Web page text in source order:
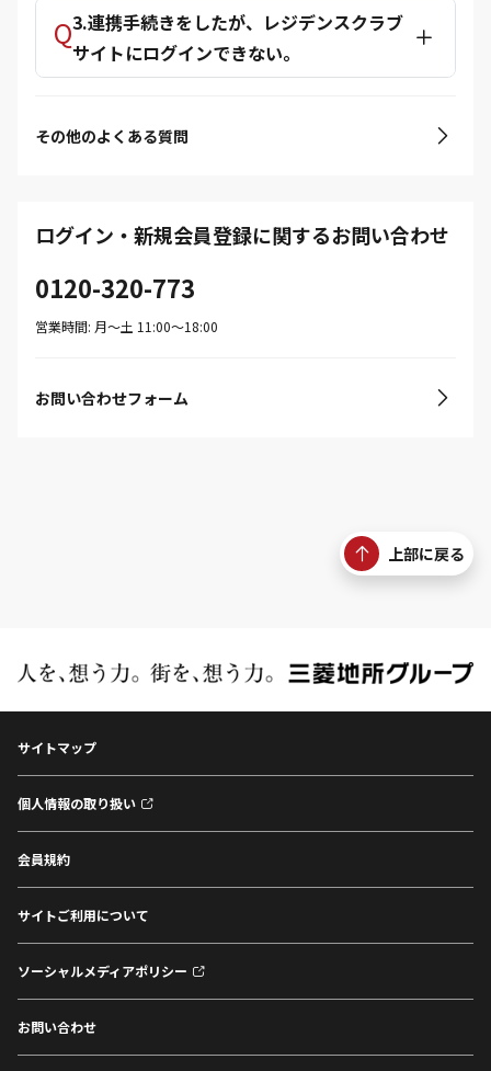
3.連携手続きをしたが、レジデンスクラブ
サイトにログインできない。
その他のよくある質問
ログイン・新規会員登録に関するお問い合わせ
0120-320-773
営業時間: 月〜土 11:00〜18:00
お問い合わせフォーム
上部に戻る
サイトマップ
個人情報の取り扱い
会員規約
サイトご利用について
ソーシャルメディアポリシー
お問い合わせ